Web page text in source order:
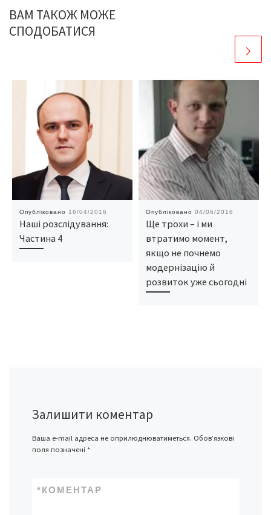
ВАМ ТАКОЖ МОЖЕ
СПОДОБАТИСЯ
Опубліковано 16/04/2016
Наші розслідування:
Частина 4
Опубліковано 04/06/2016
Ще трохи – і ми
втратимо момент,
якщо не почнемо
модернізацію й
розвиток уже сьогодні
Залишити коментар
Ваша e-mail адреса не оприлюднюватиметься. Обов’язкові
поля позначені *
КОМЕНТАР
*